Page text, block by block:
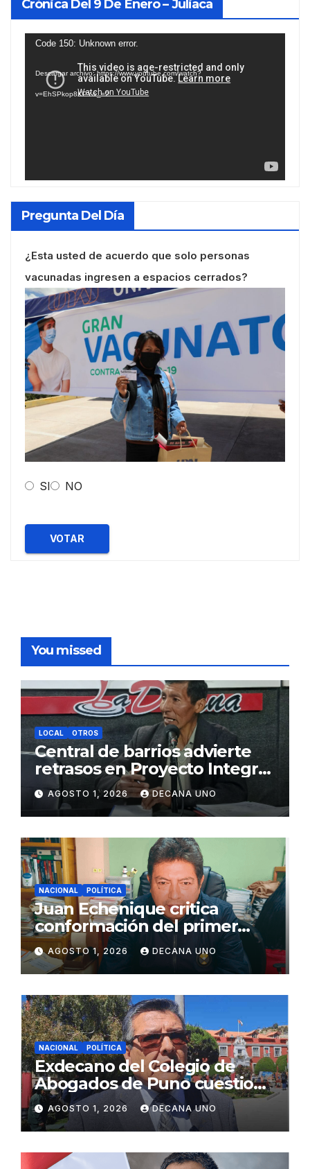
Crónica Del 9 De Enero – Juliaca
Reproductor
vídeo
Code 150: Unknown error.
Descargar archivo: https://www.youtube.com/watch?
v=EhSPkop8KPY&_=2
Pregunta Del Día
¿Esta usted de acuerdo que solo personas
vacunadas ingresen a espacios cerrados?
SI NO
VOTAR
You missed
LOCAL OTROS
Central de barrios advierte
retrasos en Proyecto Integral
de Agua y Alcantarillado para
Juliaca
AGOSTO 1, 2026 DECANA UNO
NACIONAL POLÍTICA
Juan Echenique critica
conformación del primer
gabinete ministerial de Keiko
Fujimori
AGOSTO 1, 2026 DECANA UNO
NACIONAL POLÍTICA
Exdecano del Colegio de
Abogados de Puno cuestiona
propuestas sobre seguridad
ciudadana
AGOSTO 1, 2026 DECANA UNO